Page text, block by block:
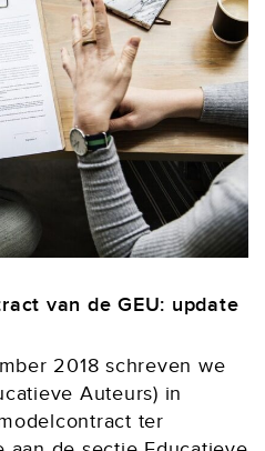
van de GEU: update
2018 schreven we
Auteurs) in
ter